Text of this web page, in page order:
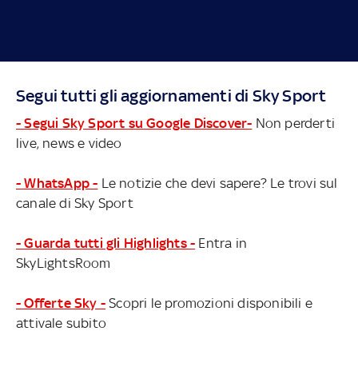
Segui tutti gli aggiornamenti di Sky Sport
- Segui Sky Sport su Google Discover- Non perderti
live, news e video
- WhatsApp - Le notizie che devi sapere? Le trovi sul
canale di Sky Sport
- Guarda tutti gli Highlights - Entra in
SkyLightsRoom
- Offerte Sky - Scopri le promozioni disponibili e
attivale subito